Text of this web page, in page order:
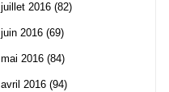
juillet 2016 (82)
juin 2016 (69)
mai 2016 (84)
avril 2016 (94)